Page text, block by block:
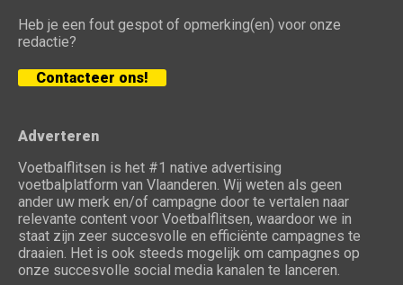
Heb je een fout gespot of opmerking(en) voor onze
redactie?
Contacteer ons!
Adverteren
Voetbalflitsen is het #1 native advertising
voetbalplatform van Vlaanderen. Wij weten als geen
ander uw merk en/of campagne door te vertalen naar
relevante content voor Voetbalflitsen, waardoor we in
staat zijn zeer succesvolle en efficiënte campagnes te
draaien. Het is ook steeds mogelijk om campagnes op
onze succesvolle social media kanalen te lanceren.